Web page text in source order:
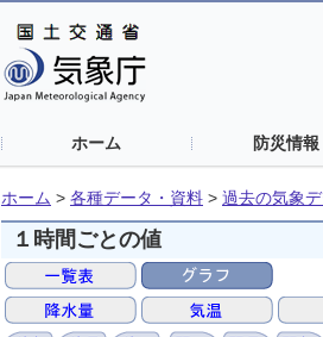
ホーム 防災情報
ホーム > 各種データ・資料 > 過去の気象
１時間ごとの値